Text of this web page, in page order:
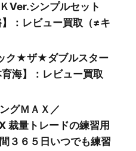
Ver.シンプルセット
】：レビュー買取（≠キ
ク★ザ★ダブルスター
育海】：レビュー買取
グＭＡＸ／
量トレードの練習用
３６５日いつでも練習